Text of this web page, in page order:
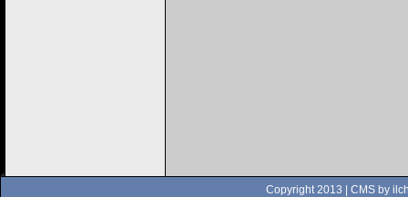
Copyright 2013 | CMS by